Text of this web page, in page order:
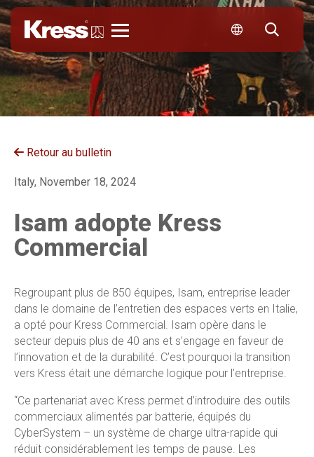
Retour au bulletin
Italy, November 18, 2024
Isam adopte Kress
Commercial
Regroupant plus de 850 équipes, Isam, entreprise leader
dans le domaine de l’entretien des espaces verts en Italie,
a opté pour Kress Commercial. Isam opère dans le
secteur depuis plus de 40 ans et s’engage en faveur de
l’innovation et de la durabilité. C’est pourquoi la transition
vers Kress était une démarche logique pour l’entreprise.
“Ce partenariat avec Kress permet d’introduire des outils
commerciaux alimentés par batterie, équipés du
CyberSystem – un système de charge ultra-rapide qui
réduit considérablement les temps de pause. Les